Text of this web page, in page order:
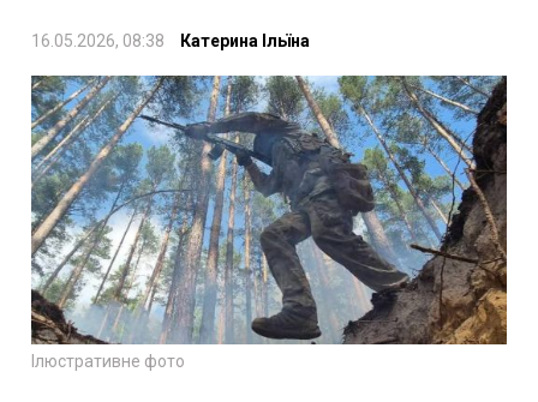
16.05.2026, 08:38 Катерина Ільїна
Ілюстративне фото